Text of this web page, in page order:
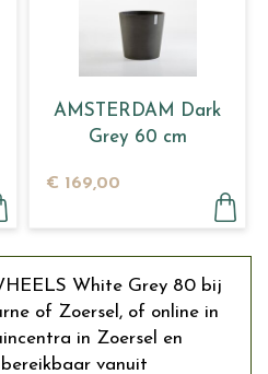
AMSTERDAM Dark
Grey 60 cm
€ 169,00
White Grey 80 bij
of Zoersel, of online in
in Zoersel en
vanuit